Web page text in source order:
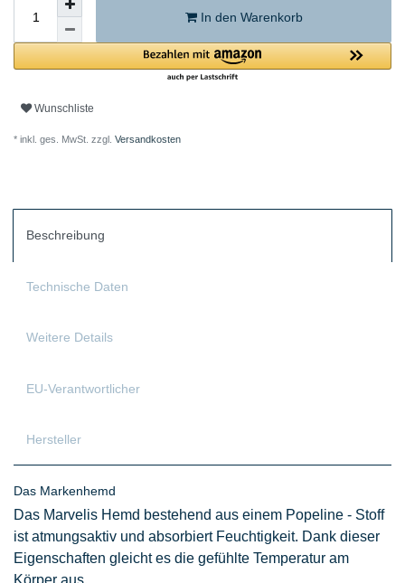
In den Warenkorb
Wunschliste
* inkl. ges. MwSt. zzgl. Versandkosten
Beschreibung
Technische Daten
Weitere Details
EU-Verantwortlicher
Hersteller
Das Markenhemd
Das Marvelis Hemd bestehend aus einem Popeline - Stoff
ist atmungsaktiv und absorbiert Feuchtigkeit. Dank dieser
Eigenschaften gleicht es die gefühlte Temperatur am